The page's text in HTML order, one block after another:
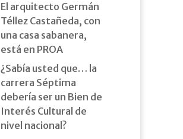
El arquitecto Germán
Téllez Castañeda, con
una casa sabanera,
está en PROA
¿Sabía usted que… la
carrera Séptima
debería ser un Bien de
Interés Cultural de
nivel nacional?